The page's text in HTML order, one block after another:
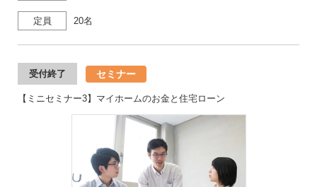
定員 20名
受付終了 セミナー
【ミニセミナー3】マイホームのお金と住宅ローン